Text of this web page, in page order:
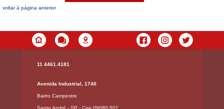
voltar à página anterior
11 4461.4181
Avenida Industrial, 1740
Bairro Campestre
Santo André - SP - Cep 09080-501